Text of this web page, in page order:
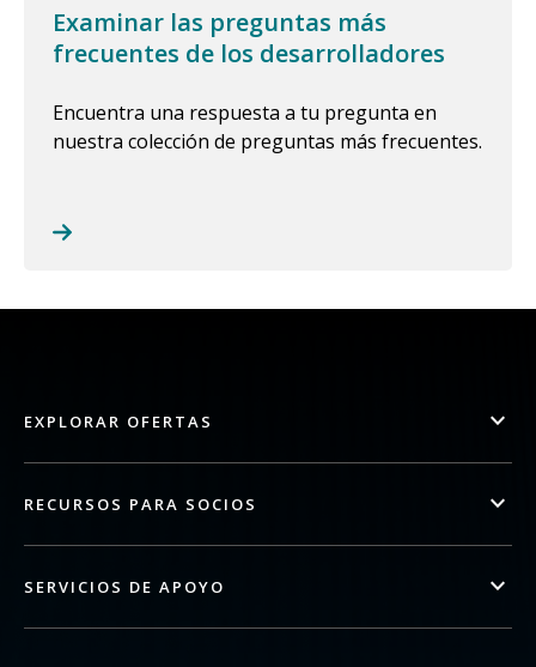
Examinar las preguntas más
frecuentes de los desarrolladores
Encuentra una respuesta a tu pregunta en
nuestra colección de preguntas más frecuentes.
EXPLORAR OFERTAS
RECURSOS PARA SOCIOS
SERVICIOS DE APOYO